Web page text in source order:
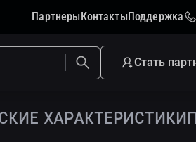
ПартнерыКонтактыПоддержка
Стать
характеристики